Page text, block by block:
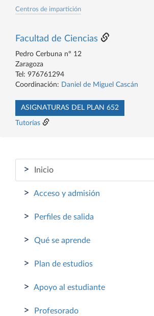
Centros de impartición
Facultad de Ciencias
Pedro Cerbuna nº 12
Zaragoza
Tel: 976761294
Coordinación: Daniel de Miguel Cascán
ASIGNATURAS DEL PLAN 652
Tutorías
> Inicio
> Acceso y admisión
> Perfiles de salida
> Qué se aprende
> Plan de estudios
> Apoyo al estudiante
> Profesorado